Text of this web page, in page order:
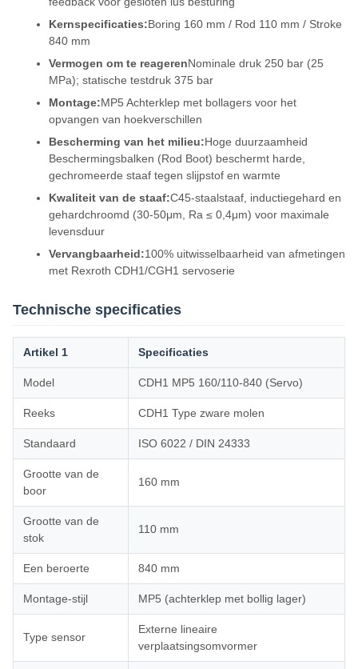
Kernspecificaties:Boring 160 mm / Rod 110 mm / Stroke
840 mm
Vermogen om te reagerenNominale druk 250 bar (25
MPa); statische testdruk 375 bar
Montage:MP5 Achterklep met bollagers voor het
opvangen van hoekverschillen
Bescherming van het milieu:Hoge duurzaamheid
Beschermingsbalken (Rod Boot) beschermt harde,
gechromeerde staaf tegen slijpstof en warmte
Kwaliteit van de staaf:C45-staalstaaf, inductiegehard en
gehardchroomd (30-50μm, Ra ≤ 0,4μm) voor maximale
levensduur
Vervangbaarheid:100% uitwisselbaarheid van afmetingen
met Rexroth CDH1/CGH1 servoserie
Technische specificaties
Artikel 1 Specificaties
Model CDH1 MP5 160/110-840 (Servo)
Reeks CDH1 Type zware molen
Standaard ISO 6022 / DIN 24333
Grootte van de
boor
160 mm
Grootte van de
stok
110 mm
Een beroerte 840 mm
Montage-stijl MP5 (achterklep met bollig lager)
Type sensor
Externe lineaire
verplaatsingsomvormer